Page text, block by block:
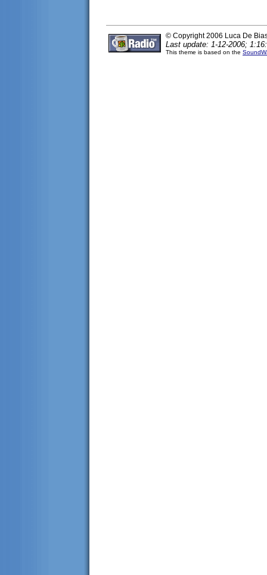
© Copyright 2006 Luca De
Last update: 1-12-2006;
This theme is based on the